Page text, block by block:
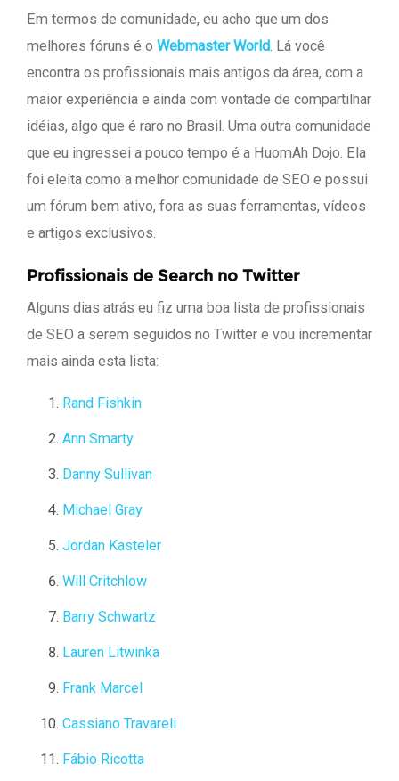
Em termos de comunidade, eu acho que um dos
melhores fóruns é o Webmaster World. Lá você
encontra os profissionais mais antigos da área, com a
maior experiência e ainda com vontade de compartilhar
idéias, algo que é raro no Brasil. Uma outra comunidade
que eu ingressei a pouco tempo é a HuomAh Dojo. Ela
foi eleita como a melhor comunidade de SEO e possui
um fórum bem ativo, fora as suas ferramentas, vídeos
e artigos exclusivos.
Profissionais de Search no Twitter
Alguns dias atrás eu fiz uma boa lista de profissionais
de SEO a serem seguidos no Twitter e vou incrementar
mais ainda esta lista:
Rand Fishkin
Ann Smarty
Danny Sullivan
Michael Gray
Jordan Kasteler
Will Critchlow
Barry Schwartz
Lauren Litwinka
Frank Marcel
Cassiano Travareli
Fábio Ricotta